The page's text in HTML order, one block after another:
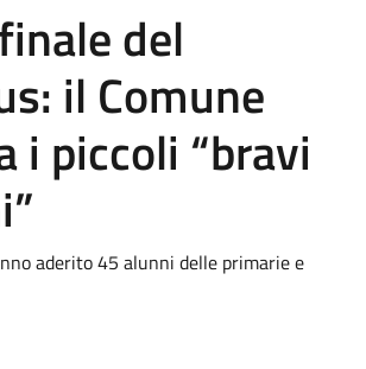
del
il Comune
i piccoli “bravi
aderito 45 alunni delle primarie e